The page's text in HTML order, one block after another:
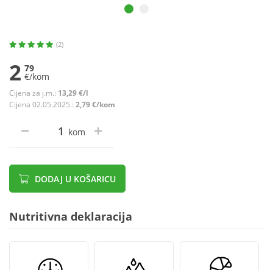
(2)
2 79
€/kom
Cijena za j.m.: 13,29 €/l
Cijena 02.05.2025.: 2,79 €/kom
kom
DODAJ U KOŠARICU
Nutritivna deklaracija